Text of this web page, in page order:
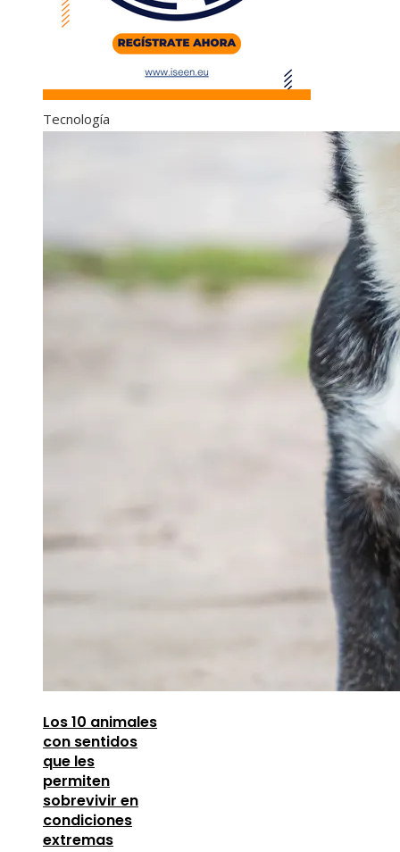
Tecnología
Los 10 animales
con sentidos
que les
permiten
sobrevivir en
condiciones
extremas